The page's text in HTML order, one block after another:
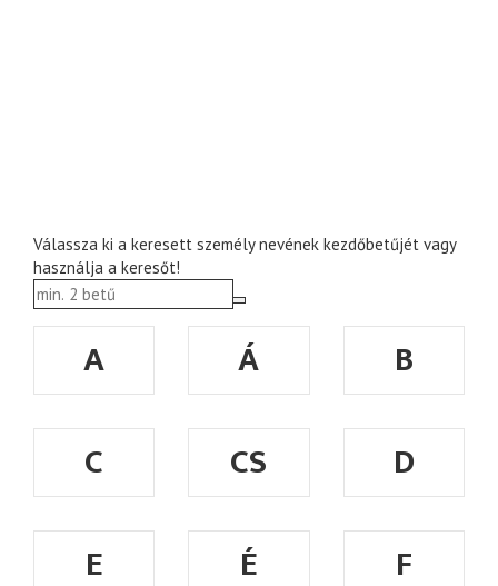
Válassza ki a keresett személy nevének kezdőbetűjét vagy
használja a keresőt!
A Á
B
C
CS
D
E
É F